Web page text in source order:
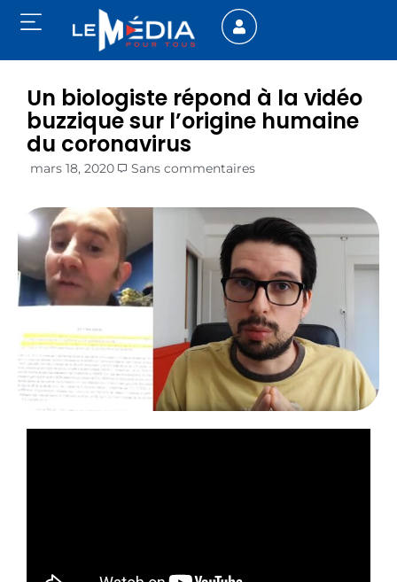
Un biologiste répond à la vidéo
buzzique sur l’origine humaine
du coronavirus
mars 18, 2020 Sans commentaires